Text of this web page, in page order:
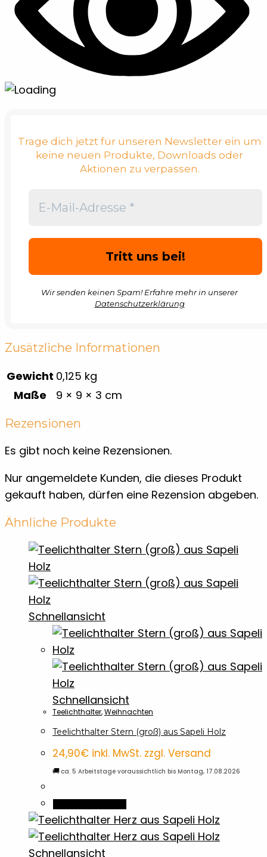
Trage dich jetzt für unseren Newsletter ein um
keine neuen Produkte, Downloads oder
Aktionen zu verpassen.
Wir senden keinen Spam! Erfahre mehr in unserer
Datenschutzerklärung
Zusätzliche Informationen
Gewicht 0,125 kg
Maße
9 × 9 × 3 cm
Rezensionen
Es gibt noch keine Rezensionen.
Nur angemeldete Kunden, die dieses Produkt
gekauft haben, dürfen eine Rezension abgeben.
Ähnliche Produkte
Schnellansicht
Schnellansicht
Teelichthalter,Weihnachten
Teelichthalter Stern (groß) aus Sapeli Holz
24,90€ inkl. MwSt. zzgl. Versand
🚚 ca. 5 Arbeitstage voraussichtlich bis Montag, 17.08.2026
Schnellansicht